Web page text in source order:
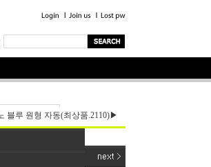
블루 원형 자동(최상품.2110)▶